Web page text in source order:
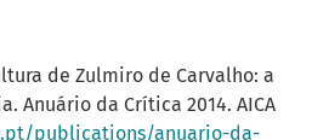
de Zulmiro de Carvalho: a
Anuário da Crítica 2014. AICA
publications/anuario-da-